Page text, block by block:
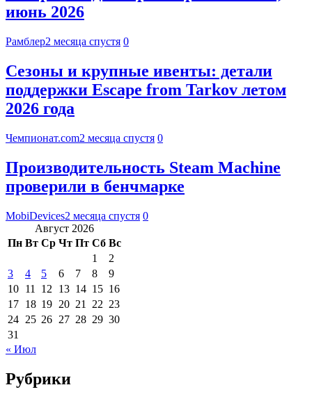
июнь 2026
Рамблер2 месяца спустя 0
Сезоны и крупные ивенты: детали
поддержки Escape from Tarkov летом
2026 года
Чемпионат.com2 месяца спустя 0
Производительность Steam Machine
проверили в бенчмарке
MobiDevices2 месяца спустя 0
Август 2026
Пн Вт Ср Чт Пт Сб Вс
1
2
3
4 5 6 7 8
9
10 11 12 13 14 15 16
17 18 19 20 21 22 23
24 25 26 27 28 29 30
31
« Июл
Рубрики